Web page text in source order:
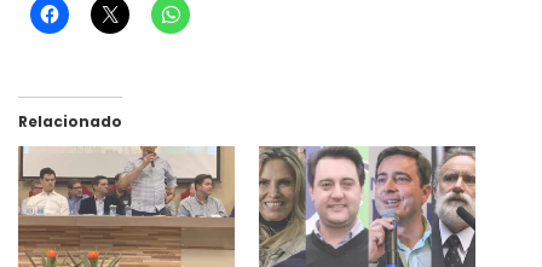
Relacionado